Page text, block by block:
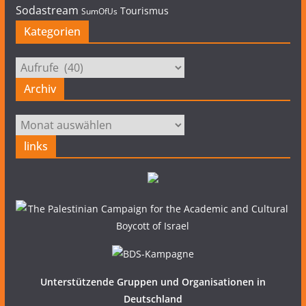
Sodastream SumOfUs Tourismus
Kategorien
Kategorien
Archiv
Archiv
links
Unterstützende Gruppen und Organisationen in
Deutschland